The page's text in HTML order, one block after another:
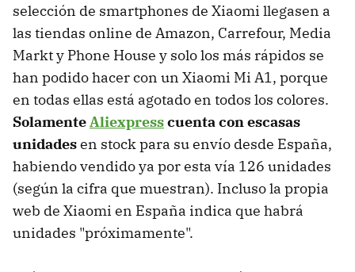
selección de smartphones de Xiaomi llegasen a
las tiendas online de Amazon, Carrefour, Media
Markt y Phone House y solo los más rápidos se
han podido hacer con un Xiaomi Mi A1, porque
en todas ellas está agotado en todos los colores.
SolamenteAliexpresscuenta con escasas
unidadesen stock para su envío desde España,
habiendo vendido ya por esta vía 126 unidades
(según la cifra que muestran). Incluso la propia
web de Xiaomi en España indica que habrá
unidades "próximamente".